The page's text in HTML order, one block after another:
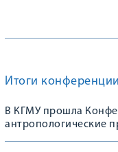
Итоги
В КГМУ прошла
антропологические